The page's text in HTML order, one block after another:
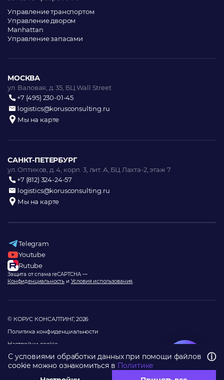
Написать нам
Управление транспортом
Управление двором
Manhattan
Управление запасами
Telegram
Youtube
Rutube
Защита от спама reCAPTCHA —
Конфиденциальность и Условия использования.
МОСКВА
ул. Валовая, д. 35, БЦ Wall Street
+7 (495) 230-01-45
logistics@korusconsulting.ru
Мы на карте
САНКТ-ПЕТЕРБУРГ
ул. Оптиков, д. 4, корп. 3, лит. А, БЦ Лахта-2, этаж 7
+7 (812) 324-24-57
logistics@korusconsulting.ru
Мы на карте
© КОРУС КОНСАЛТИНГ, 2026
Политика конфиденциальности
Настройки cookie
Карта сайта
Разработано в PetrogradWeb
С условиями обработки данных при помощи файлов
cookie можно ознакомиться в Политике
ⓘ